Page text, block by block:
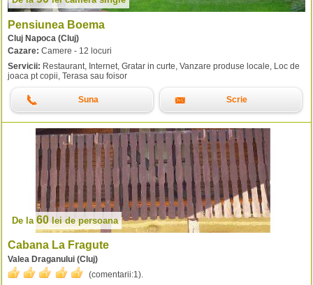
Pensiunea Boema
Cluj Napoca (Cluj)
Cazare: Camere - 12 locuri
Servicii: Restaurant, Internet, Gratar in curte, Vanzare produse locale, Loc de
joaca pt copii, Terasa sau foisor
Suna Scrie
De la 60 lei de persoana
Cabana La Fragute
Valea Draganului (Cluj)
(comentarii:1).